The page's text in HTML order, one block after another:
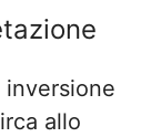
allo